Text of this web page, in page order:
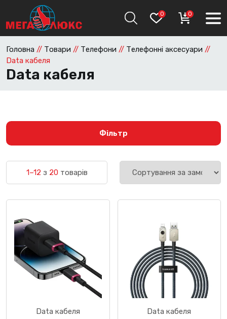
0 0
Головна // Товари // Телефони // Телефонні аксесуари //
Data кабеля
Data кабеля
Фільтр
1–12 з 20товарів
Data кабеля Data кабеля